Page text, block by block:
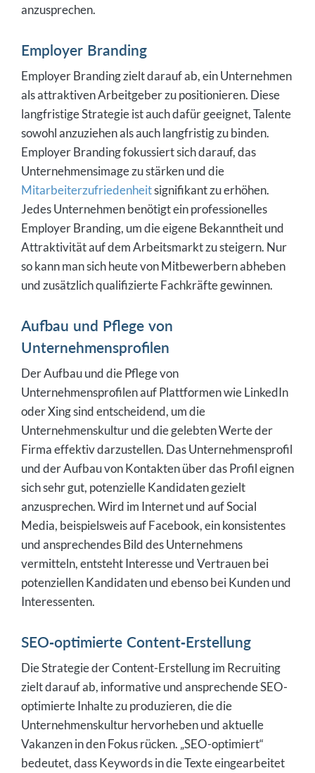
anzusprechen.
Employer Branding
Employer Branding zielt darauf ab, ein Unternehmen
als attraktiven Arbeitgeber zu positionieren. Diese
langfristige Strategie ist auch dafür geeignet, Talente
sowohl anzuziehen als auch langfristig zu binden.
Employer Branding fokussiert sich darauf, das
Unternehmensimage zu stärken und die
Mitarbeiterzufriedenheitsignifikant zu erhöhen.
Jedes Unternehmen benötigt ein professionelles
Employer Branding, um die eigene Bekanntheit und
Attraktivität auf dem Arbeitsmarkt zu steigern. Nur
so kann man sich heute von Mitbewerbern abheben
und zusätzlich qualifizierte Fachkräfte gewinnen.
Aufbau und Pflege von
Unternehmensprofilen
Der Aufbau und die Pflege von
Unternehmensprofilen auf Plattformen wie LinkedIn
oder Xing sind entscheidend, um die
Unternehmenskultur und die gelebten Werte der
Firma effektiv darzustellen. Das Unternehmensprofil
und der Aufbau von Kontakten über das Profil eignen
sich sehr gut, potenzielle Kandidaten gezielt
anzusprechen. Wird im Internet und auf Social
Media, beispielsweis auf Facebook, ein konsistentes
und ansprechendes Bild des Unternehmens
vermitteln, entsteht Interesse und Vertrauen bei
potenziellen Kandidaten und ebenso bei Kunden und
Interessenten.
SEO-optimierte Content-Erstellung
Die Strategie der Content-Erstellung im Recruiting
zielt darauf ab, informative und ansprechende SEO-
optimierte Inhalte zu produzieren, die die
Unternehmenskultur hervorheben und aktuelle
Vakanzen in den Fokus rücken. „SEO-optimiert“
bedeutet, dass Keywords in die Texte eingearbeitet